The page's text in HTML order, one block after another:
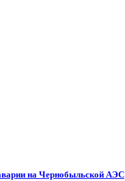
на Чернобыльской АЭС